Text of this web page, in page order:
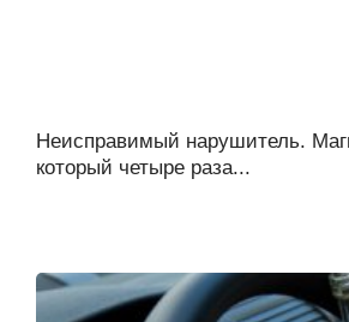
Неисправимый нарушитель.
который четыре раза...